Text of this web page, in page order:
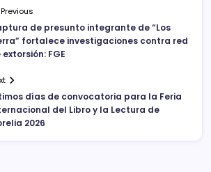
Previous
de presunto integrante de “Los
fortalece investigaciones contra red
extorsión: FGE
días de convocatoria para la Feria
del Libro y la Lectura de
2026